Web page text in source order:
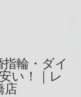
輪・ダイ
い！｜レ
店